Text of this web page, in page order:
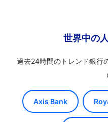
世界中の
過去24時間のトレンド銀行
Axis Bank